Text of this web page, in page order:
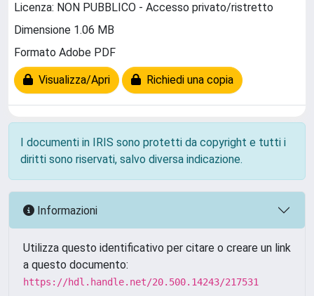
Licenza: NON PUBBLICO - Accesso privato/ristretto
Dimensione 1.06 MB
Formato Adobe PDF
Visualizza/Apri Richiedi una copia
I documenti in IRIS sono protetti da copyright e tutti i
diritti sono riservati, salvo diversa indicazione.
Informazioni
Utilizza questo identificativo per citare o creare un link
a questo documento:
https://hdl.handle.net/20.500.14243/217531